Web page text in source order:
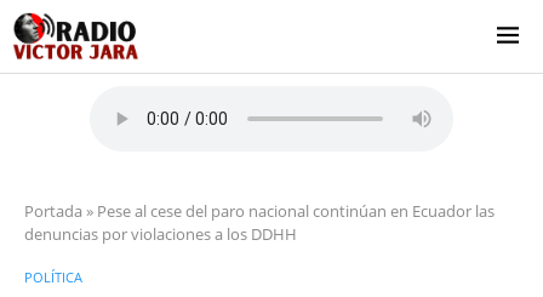
Portada » Pese al cese del paro nacional continúan en Ecuador las
denuncias por violaciones a los DDHH
POLÍTICA